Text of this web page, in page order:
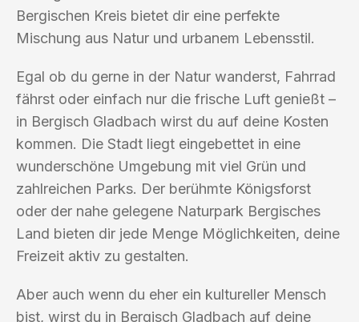
Bergischen Kreis bietet dir eine perfekte
Mischung aus Natur und urbanem Lebensstil.
Egal ob du gerne in der Natur wanderst, Fahrrad
fährst oder einfach nur die frische Luft genießt –
in Bergisch Gladbach wirst du auf deine Kosten
kommen. Die Stadt liegt eingebettet in eine
wunderschöne Umgebung mit viel Grün und
zahlreichen Parks. Der berühmte Königsforst
oder der nahe gelegene Naturpark Bergisches
Land bieten dir jede Menge Möglichkeiten, deine
Freizeit aktiv zu gestalten.
Aber auch wenn du eher ein kultureller Mensch
bist, wirst du in Bergisch Gladbach auf deine